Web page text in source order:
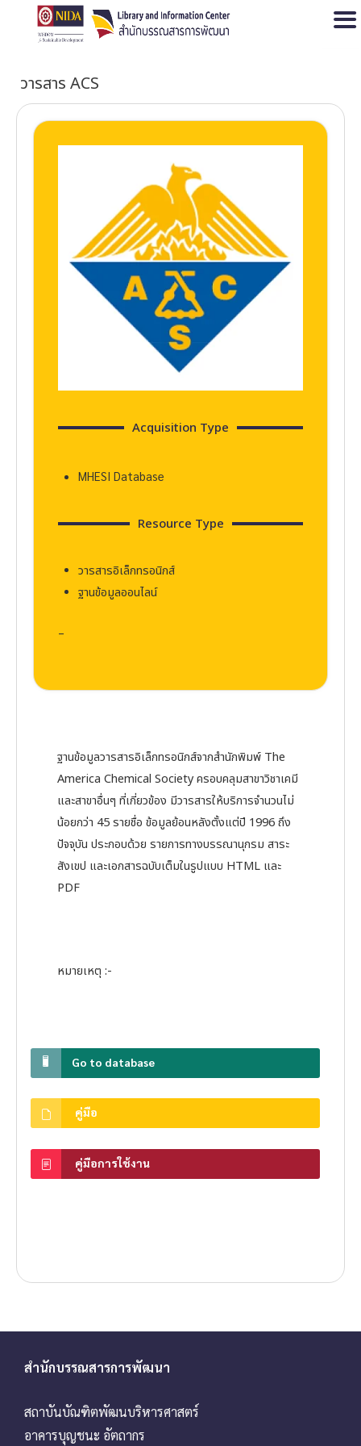
วารสาร ACS
Acquisition Type
MHESI Database
Resource Type
วารสารอิเล็กทรอนิกส์
ฐานข้อมูลออนไลน์
–
ฐานข้อมูลวารสารอิเล็กทรอนิกส์จากสำนักพิมพ์ The
America Chemical Society ครอบคลุมสาขาวิชาเคมี
และสาขาอื่นๆ ที่เกี่ยวข้อง มีวารสารให้บริการจำนวนไม่
น้อยกว่า 45 รายชื่อ ข้อมูลย้อนหลังตั้งแต่ปี 1996 ถึง
ปัจจุบัน ประกอบด้วย รายการทางบรรณานุกรม สาระ
สังเขป และเอกสารฉบับเต็มในรูปแบบ HTML และ
PDF
หมายเหตุ :-
Go to database
คู่มือ
คู่มือการใช้งาน
สำนักบรรณสารการพัฒนา
สถาบันบัณฑิตพัฒนบริหารศาสตร์
อาคารบุญชนะ อัตถากร